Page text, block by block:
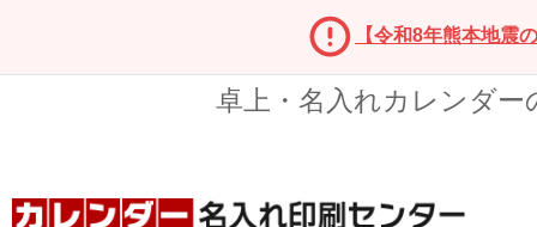
【令和8年熊本地震
卓上・名入れカレンダ